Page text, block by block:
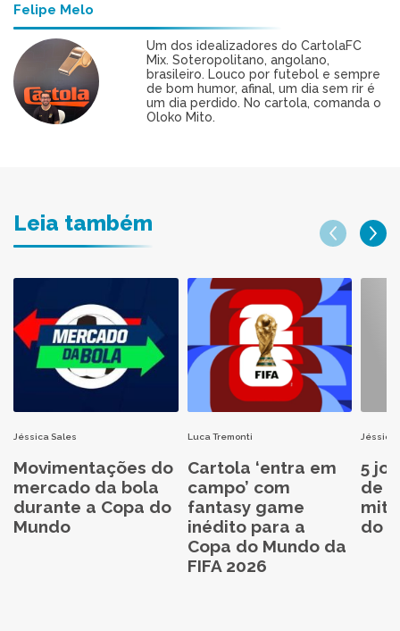
Felipe Melo
Um dos idealizadores do CartolaFC
Mix. Soteropolitano, angolano,
brasileiro. Louco por futebol e sempre
de bom humor, afinal, um dia sem rir é
um dia perdido. No cartola, comanda o
Oloko Mito.
Leia também
Jéssica Sales
Movimentações do
mercado da bola
durante a Copa do
Mundo
Luca Tremonti
Cartola ‘entra em
campo’ com
fantasy game
inédito para a
Copa do Mundo da
FIFA 2026
Jéssica
5
de
do